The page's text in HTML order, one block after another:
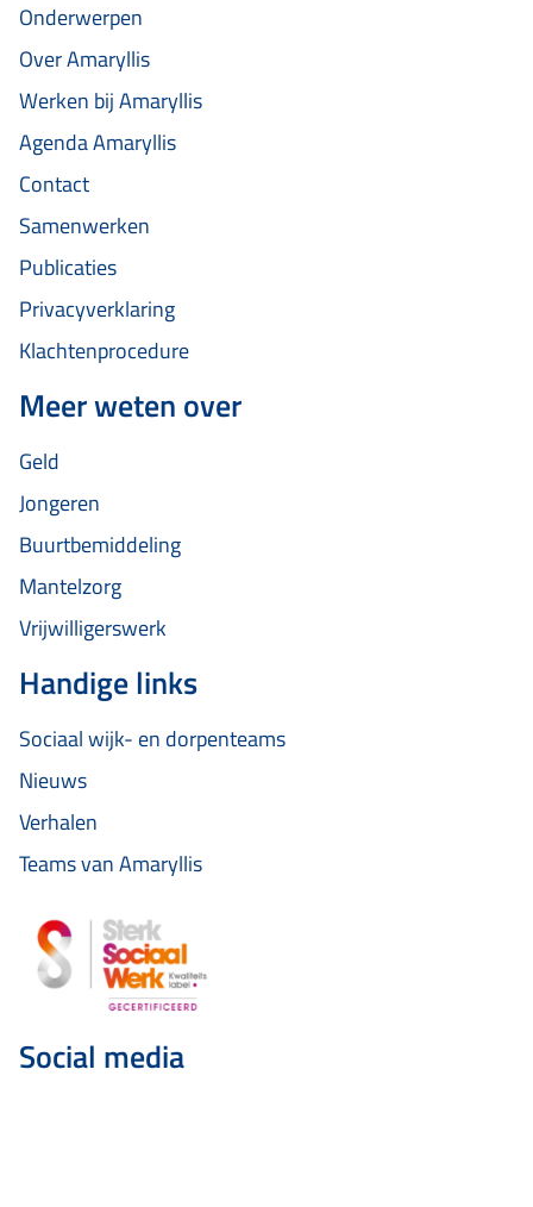
Onderwerpen
Over Amaryllis
Werken bij Amaryllis
Agenda Amaryllis
Contact
Samenwerken
Publicaties
Privacyverklaring
Klachtenprocedure
Meer weten over
Geld
Jongeren
Buurtbemiddeling
Mantelzorg
Vrijwilligerswerk
Handige links
Sociaal wijk- en dorpenteams
Nieuws
Verhalen
Teams van Amaryllis
Social media